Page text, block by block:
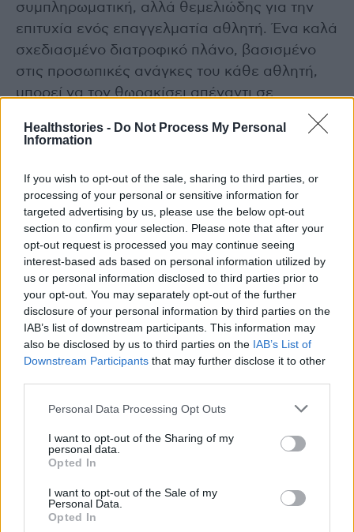
Healthstories - Do Not Process My Personal
Information
If you wish to opt-out of the sale, sharing to third parties, or
processing of your personal or sensitive information for
targeted advertising by us, please use the below opt-out
section to confirm your selection. Please note that after your
opt-out request is processed you may continue seeing
interest-based ads based on personal information utilized by
us or personal information disclosed to third parties prior to
your opt-out. You may separately opt-out of the further
disclosure of your personal information by third parties on the
IAB’s list of downstream participants. This information may
also be disclosed by us to third parties on the IAB’s List of
Downstream Participants that may further disclose it to other
Personal Data Processing Opt Outs
I want to opt-out of the Sharing of my
personal data.
Opted In
I want to opt-out of the Sale of my
Personal Data.
Opted In
συμπληρωματική, αλλά θεμελιώδης για την
επιτυχία ενός επαγγελματία αθλητή. Ένα καλά
σχεδιασμένο διατροφικό πλάνο, βασισμένο
στις προσωπικές ανάγκες του κάθε αθλητή,
μπορεί να τον θωρακίσει απέναντι σε
τραυματισμούς, να ενισχύσει την αντοχή του
και να μεγιστοποιήσει την απόδοσή του,
του εντός και εκτός γηπέδου.»
Ο Managing Director της Stoiximan, κ.
Φλίγκος, υπογράμμισε ότι το πρόγραμμα Day
One ξεκίνησε με στόχο την εξάλειψη της
παχυσαρκίας στη χώρα μας, προσφέροντας
ορθή ενημέρωση και ολοκληρωμένη
εκπαίδευση για την πρόληψη και αντιμετώπιση
της αυξημένης σωματικής μάζας. «Στη
Stoiximan, δεσμευόμαστε να προωθήσουμε
μικρούς και μεγάλους να υιοθετήσουν
υγιεινές συνήθειες ζωής. Μέσα από τις
πρωτοβουλίες του Day One, θα προσφέρουμε
συμμετέχουν ενεργά στα webinars
ενημέρωσης. Καλούμε όλη την κοινωνία να